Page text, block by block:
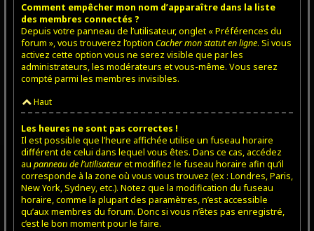
Comment empêcher mon nom d’apparaître dans la liste
des membres connectés ?
Depuis votre panneau de l’utilisateur, onglet « Préférences du
forum », vous trouverez l’option Cacher mon statut en ligne. Si vous
activez cette option vous ne serez visible que par les
administrateurs, les modérateurs et vous-même. Vous serez
compté parmi les membres invisibles.
Haut
Les heures ne sont pas correctes !
Il est possible que l’heure affichée utilise un fuseau horaire
différent de celui dans lequel vous êtes. Dans ce cas, accédez
au panneau de l’utilisateuret modifiez le fuseau horaire afin qu’il
corresponde à la zone où vous vous trouvez (ex : Londres, Paris,
New York, Sydney, etc.). Notez que la modification du fuseau
horaire, comme la plupart des paramètres, n’est accessible
qu’aux membres du forum. Donc si vous n’êtes pas enregistré,
c’est le bon moment pour le faire.